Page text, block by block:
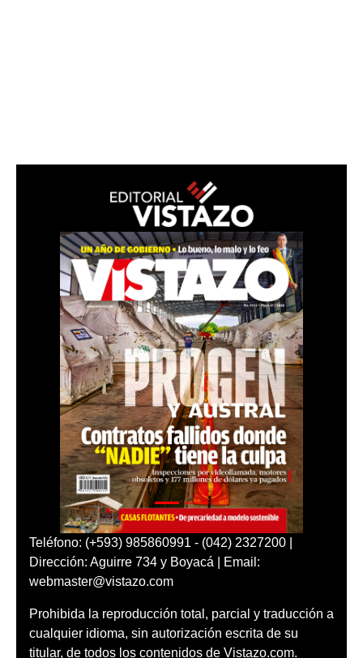
Teléfono: (+593) 985860991 - (042) 2327200 |
Dirección: Aguirre 734 y Boyacá | Email:
webmaster@vistazo.com
Prohibida la reproducción total, parcial y traducción a
cualquier idioma, sin autorización escrita de su
titular, de todos los contenidos de Vistazo.com.